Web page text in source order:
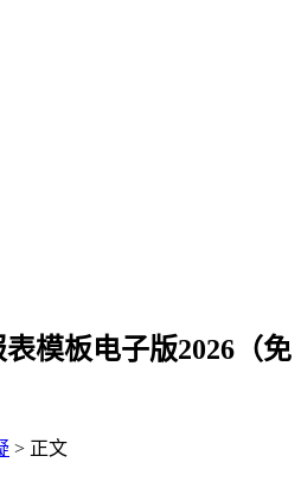
模板电子版2026（免
> 正文